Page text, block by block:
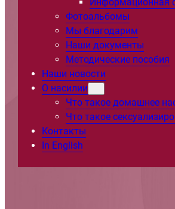
Фотоальбомы
Мы благодарим
Наши документы
Методические пособия
Наши новости
О насилии
Что такое домашнее
Что такое
Контакты
In English